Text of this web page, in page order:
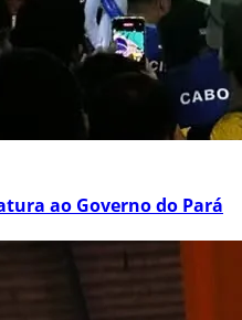
ao Governo do Pará